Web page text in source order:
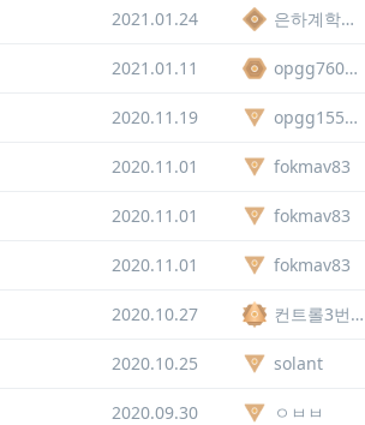
2021.01.24 은하계학살자제드유저
2021.01.11 opgg760423788804
2020.11.19 opgg155892967342
2020.11.01 fokmav83
2020.11.01 fokmav83
2020.11.01 fokmav83
2020.10.27 컨트롤3번장인
2020.10.25 solant
2020.09.30 ㅇㅂㅂ